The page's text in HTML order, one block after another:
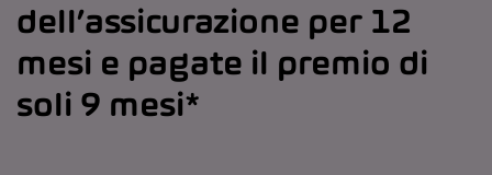
dell’assicurazione per 12
mesi e pagate il premio di
soli 9 mesi*